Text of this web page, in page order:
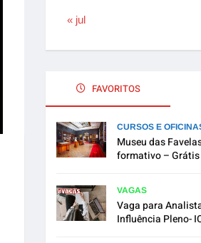
« jul
FAVORITOS
CURSOS E
Museu das
formativo – Grátis
VAGAS
Vaga para
Influência Pleno-